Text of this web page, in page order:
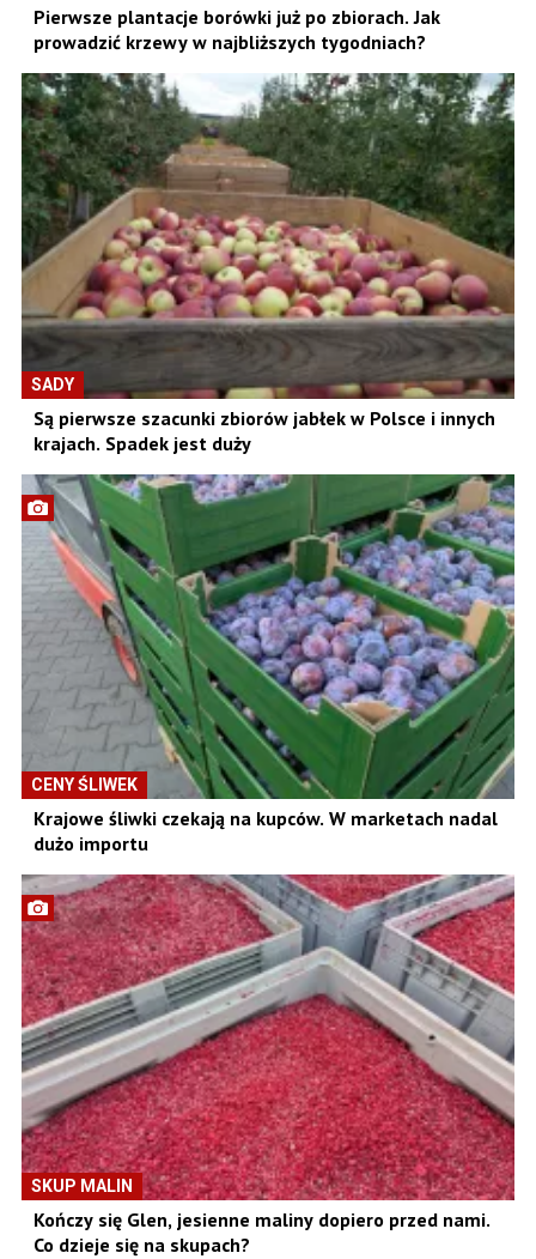
Pierwsze plantacje borówki już po zbiorach. Jak
prowadzić krzewy w najbliższych tygodniach?
SADY
Są pierwsze szacunki zbiorów jabłek w Polsce i innych
krajach. Spadek jest duży
CENY ŚLIWEK
Krajowe śliwki czekają na kupców. W marketach nadal
dużo importu
SKUP MALIN
Kończy się Glen, jesienne maliny dopiero przed nami.
Co dzieje się na skupach?